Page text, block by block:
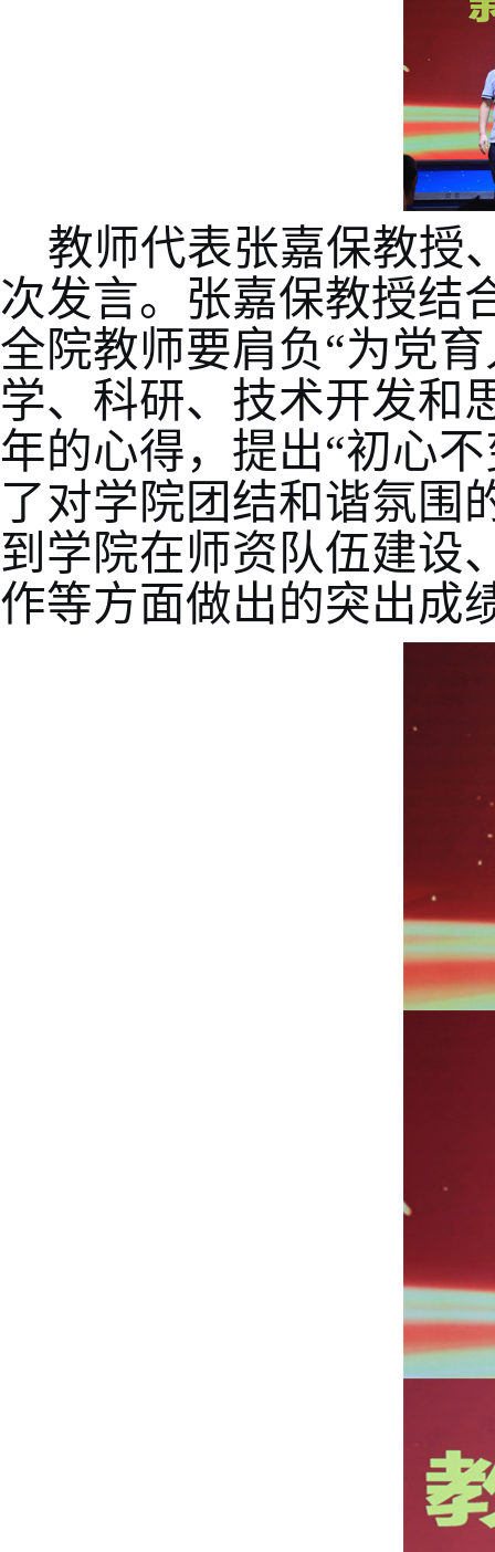
教师代表张嘉保教授
次发言。张嘉保教授结
全院教师要肩负“为党
学、科研、技术开发和
年的心得，提出“初心
了对学院团结和谐氛围
到学院在师资队伍建设
作等方面做出的突出成